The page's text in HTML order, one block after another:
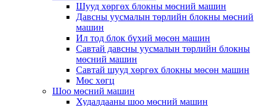
Шууд хөргөх блокны мөсний машин
Давсны уусмалын төрлийн блокны мөсний
машин
Ил тод блок бүхий мөсөн машин
Савтай давсны уусмалын төрлийн блокны
мөсний машин
Савтай шууд хөргөх блокны мөсөн машин
Мөс хөгц
Шоо мөсний машин
Худалдааны шоо мөсний машин